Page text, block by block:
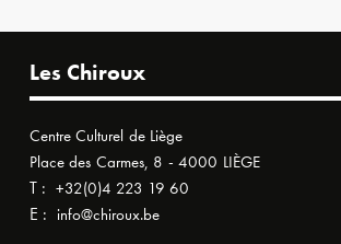
Les Chiroux
Centre Culturel de Liège
Place des Carmes, 8 - 4000 LIÈGE
T : +32(0)4 223 19 60
E : info@chiroux.be